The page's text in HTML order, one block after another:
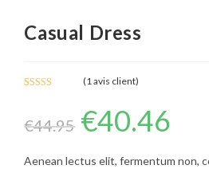
Casual Dress
surnotation
(1avis client)
€44.95
Le
prix
initial
€44.95.
€40.46
Aenean lectus elit, fermentum non,